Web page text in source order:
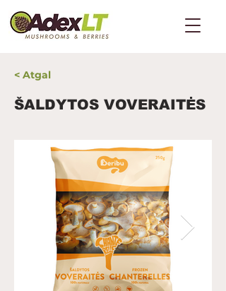
< Atgal
ŠALDYTOS VOVERAITĖS